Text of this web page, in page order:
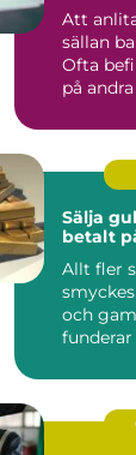
Att
sällan
Ofta
på
Sälja guld så får
betalt
Allt fler
och